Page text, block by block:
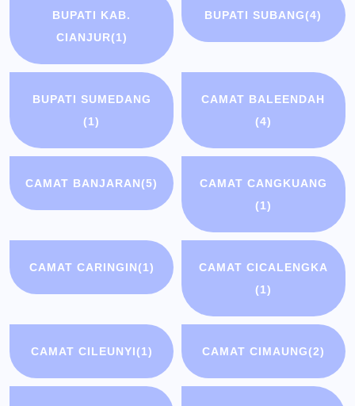
BUPATI KAB.
CIANJUR(1)
BUPATI SUBANG(4)
BUPATI SUMEDANG
(1)
CAMAT BALEENDAH
(4)
CAMAT BANJARAN(5)
CAMAT CANGKUANG
(1)
CAMAT CARINGIN(1)
CAMAT CICALENGKA
(1)
CAMAT CILEUNYI(1) CAMAT CIMAUNG(2)